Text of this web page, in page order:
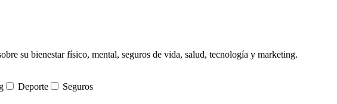
su bienestar físico, mental, seguros de vida, salud, tecnología y marketing.
Deporte
Seguros